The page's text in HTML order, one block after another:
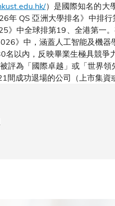
）是國際知名的大
年 QS 亞洲大學排名》中排
》中全球排第19、全港第一
》中，涵蓋人工智能及機
名以內，反映畢業生極具競
評為「國際卓越」或「世界
成功退場的公司（上市集資